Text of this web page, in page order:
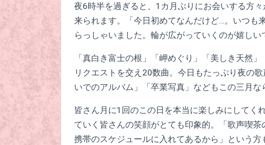
夜6時半を過ぎると、1カ月ぶりにお会いする方
来られます。「今日初めてなんだけど…。いつ
らっしゃいました。輪が広がっていくのが嬉しい
「真白き富士の根」「岬めぐり」「美しき天然
リクエストを交え20数曲。今日もたっぷり夜の
いでのアルバム」「卒業写真」などもこの三月な
皆さん月に1回のこの日を本当に楽しみにしてく
ていく皆さんの笑顔がとても印象的。「歌声喫茶
携帯のスケジュールに入れてあるから」という